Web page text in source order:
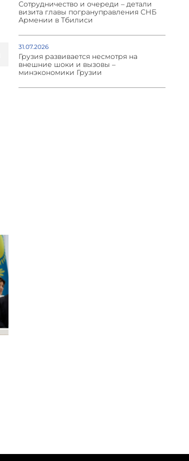
Сотрудничество и очереди – детали
визита главы погрануправления СНБ
Армении в Тбилиси
31.07.2026
Грузия развивается несмотря на
внешние шоки и вызовы –
минэкономики Грузии